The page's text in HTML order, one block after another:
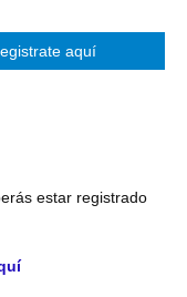
aquí
estar registrado